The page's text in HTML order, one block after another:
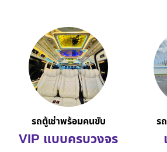
รถตู้เช่าพร้อมคนขับ
VIP แบบครบวงจร
ร